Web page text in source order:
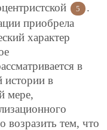
5
.
приобрела
характер
в
истории в
мере,
возразить тем, что